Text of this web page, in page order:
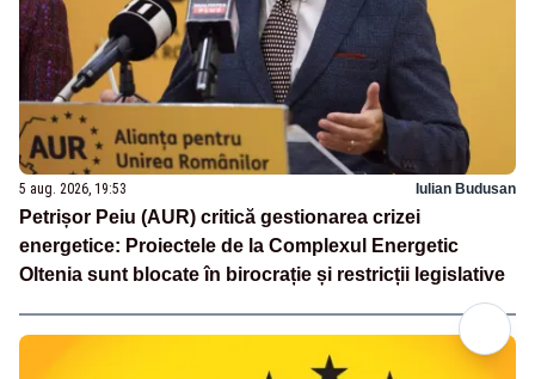
5 aug. 2026, 19:53 Iulian Budusan
Petrișor Peiu (AUR) critică gestionarea crizei
energetice: Proiectele de la Complexul Energetic
Oltenia sunt blocate în birocrație și restricții legislative